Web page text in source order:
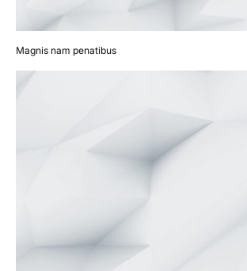
Magnis nam penatibus